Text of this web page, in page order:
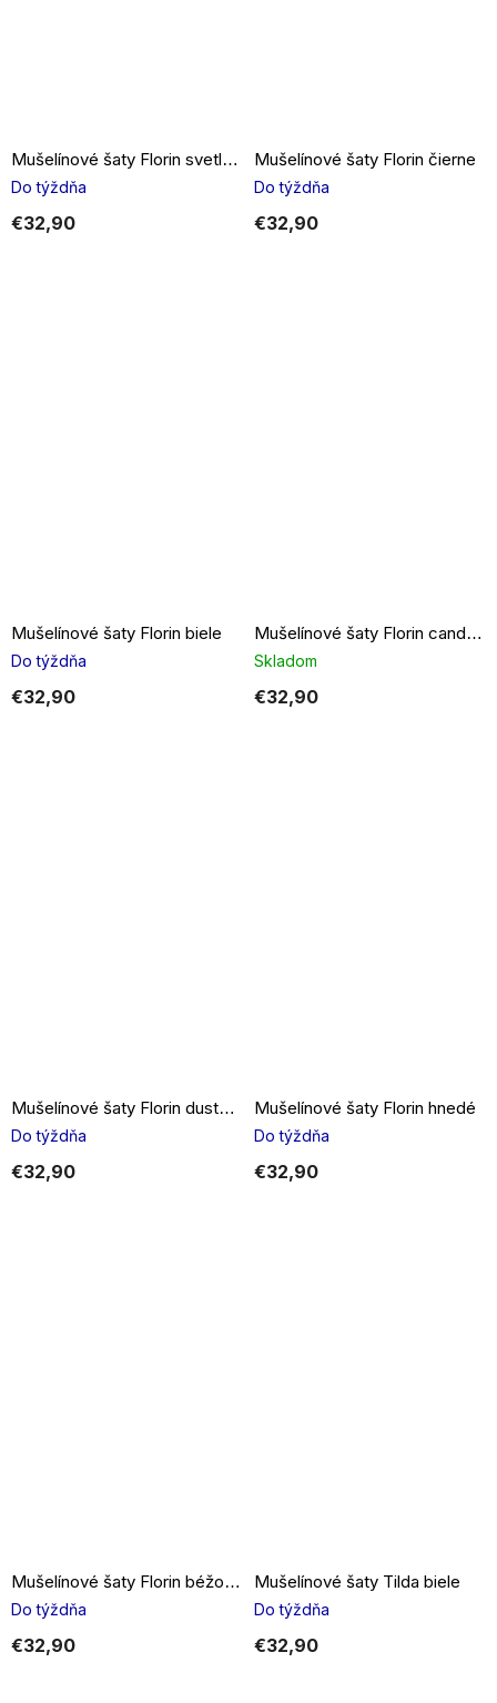
Mušelínové šaty Florin svetlo modré
Do týždňa
€32,90
Mušelínové šaty Florin čierne
Do týždňa
€32,90
Mušelínové šaty Florin biele
Do týždňa
€32,90
Mušelínové šaty Florin candy pink
Skladom
€32,90
Mušelínové šaty Florin dusty pink
Do týždňa
€32,90
Mušelínové šaty Florin hnedé
Do týždňa
€32,90
Mušelínové šaty Florin béžovej
Do týždňa
€32,90
Mušelínové šaty Tilda biele
Do týždňa
€32,90